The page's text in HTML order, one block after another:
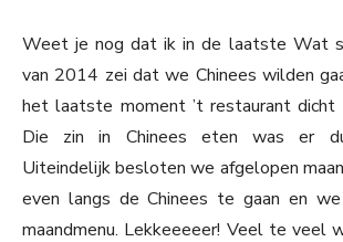
Weet je nog dat ik in de laatste Wat
van 2014 zei dat we Chinees wilden
het laatste moment ’t restaurant
Die zin in Chinees eten was er
Uiteindelijk besloten we afgelopen
even langs de Chinees te gaan en
maandmenu. Lekkeeeeer! Veel te veel